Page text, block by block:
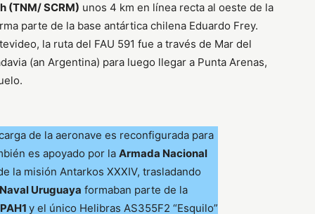
(TNM/ SCRM) unos 4 km en línea recta al oeste de la
parte de la base antártica chilena Eduardo Frey.
la ruta del FAU 591 fue a través de Mar del
(an Argentina) para luego llegar a Punta Arenas,
de la aeronave es reconfigurada para
es apoyado por la Armada Nacional
la misión Antarkos XXXIV, trasladando
Uruguaya formaban parte de la
y el único Helibras AS355F2 “Esquilo”